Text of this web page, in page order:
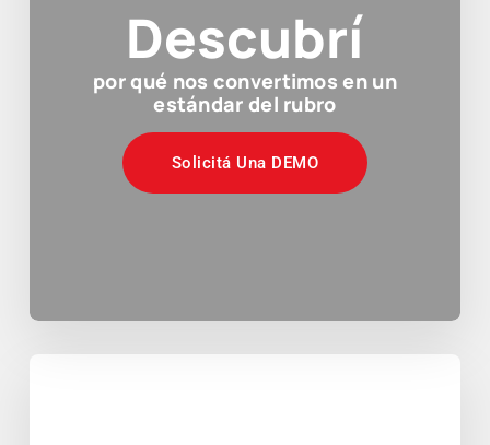
Descubrí
por qué nos convertimos en un
estándar del rubro
Solicitá Una DEMO